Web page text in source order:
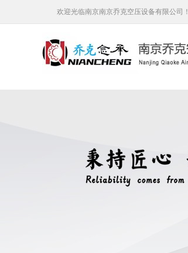
欢迎光临南京南京乔克空压设备有限公司！